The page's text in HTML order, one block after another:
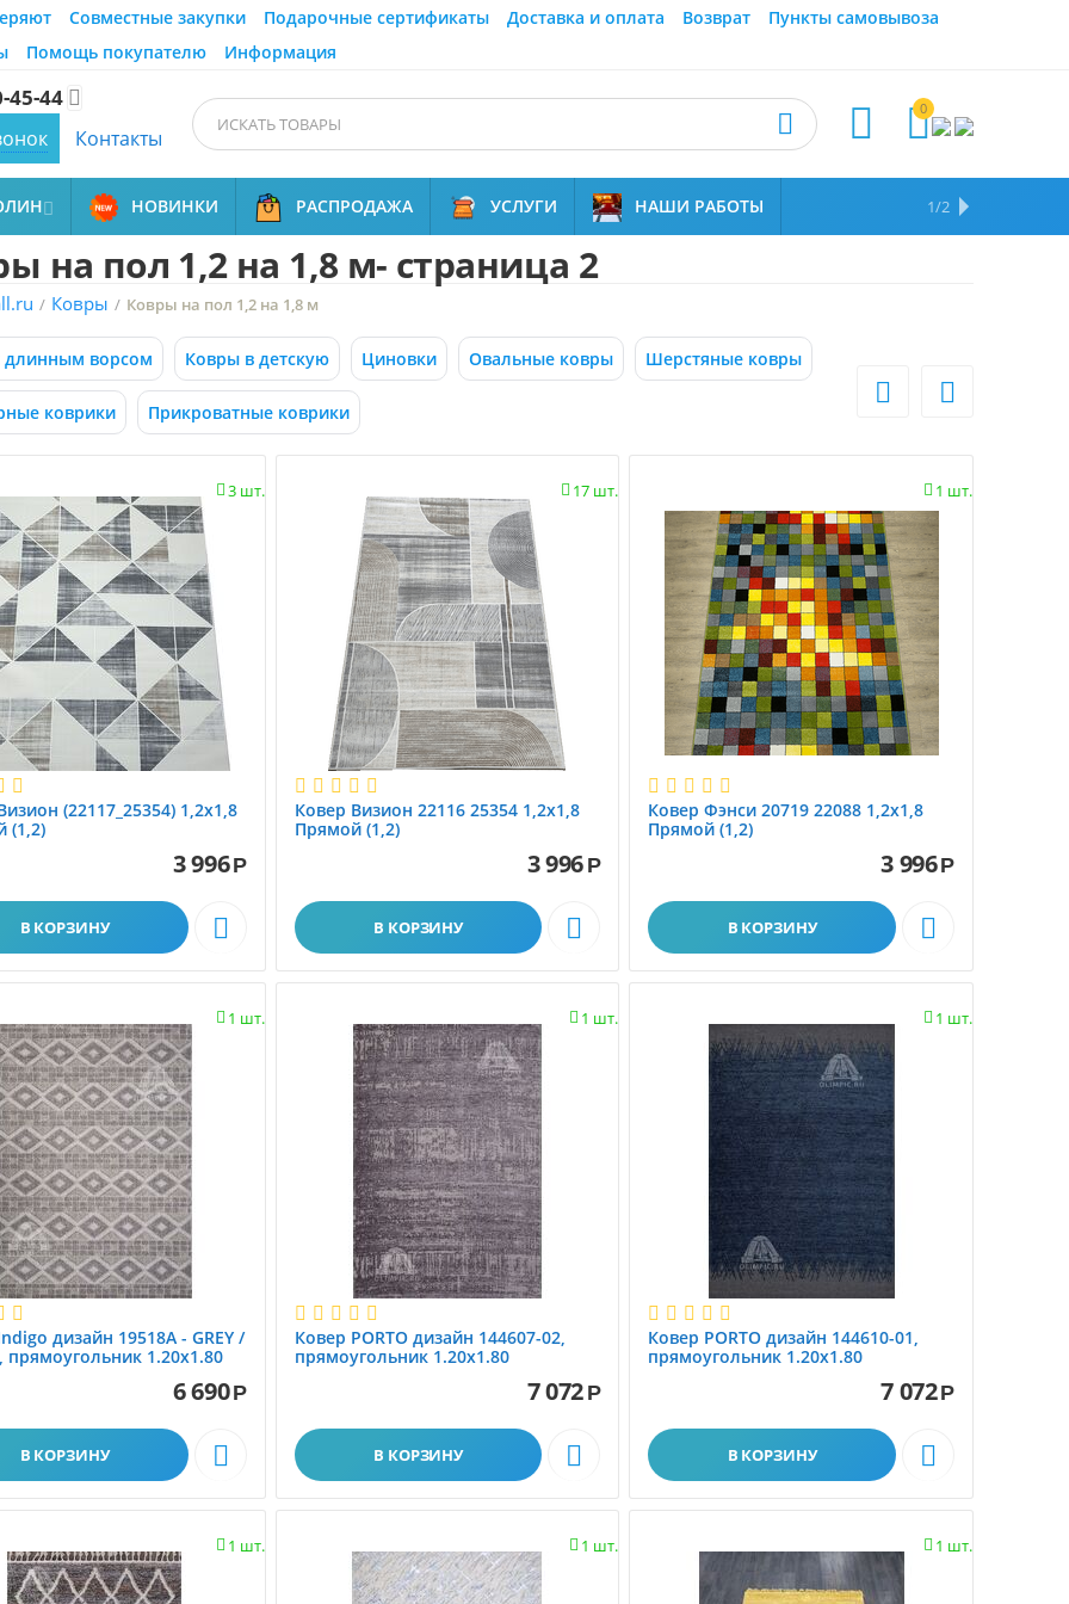
Совместные закупки Подарочные сертификаты Доставка и оплата Возврат
Пункты самовывоза
Помощь покупателю Информация
45-44 
Контакты
0



 НОВИНКИ РАСПРОДАЖА УСЛУГИ НАШИ РАБОТЫ НАМ ДОВЕРЯЮТ
1/2
на пол 1,2 на 1,8 м- страница 2
/ Ковры / Ковры на пол 1,2 на 1,8 м
длинным ворсом Ковры в детскую Циновки Овальные ковры Шерстяные ковры
коврики Прикроватные коврики
 
3 шт.

(22117_25354) 1,2х1,8
(1,2)
3 996Р
В КОРЗИНУ 
17 шт.

Ковер Визион 22116 25354 1,2х1,8
Прямой (1,2)
3 996 Р
В КОРЗИНУ 
1 шт.

Ковер Фэнси 20719 22088 1,2х1,8
Прямой (1,2)
3 996Р
В КОРЗИНУ 
1 шт.

дизайн 19518A - GREY /
прямоугольник 1.20x1.80
6 690Р
В КОРЗИНУ 
1 шт.

Ковер PORTO дизайн 144607-02,
прямоугольник 1.20x1.80
7 072 Р
В КОРЗИНУ 
1 шт.

Ковер PORTO дизайн 144610-01,
прямоугольник 1.20x1.80
7 072Р
В КОРЗИНУ 
1 шт.
 1 шт.
 1 шт.
